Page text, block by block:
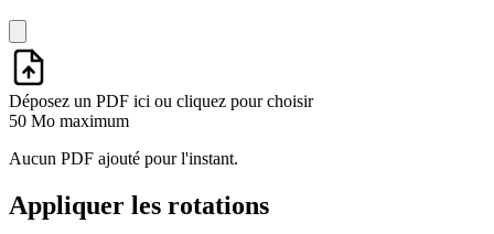
Déposez un PDF ici ou cliquez pour choisir
50 Mo maximum
Aucun PDF ajouté pour l'instant.
Appliquer les rotations